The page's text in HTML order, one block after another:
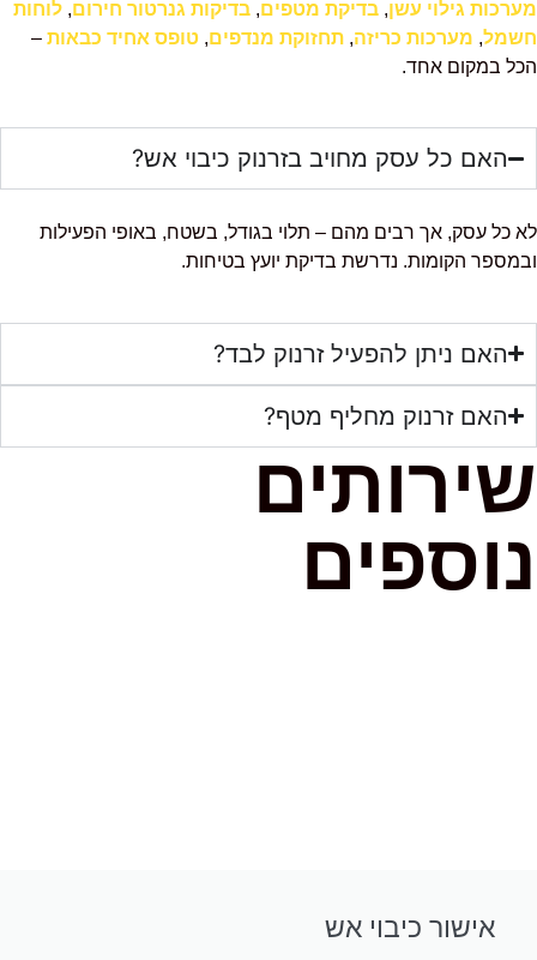
מערכות גילוי עשן, בדיקת מטפים, בדיקות גנרטור חירום, לוחות
חשמל, מערכות כריזה, תחזוקת מנדפים, טופס אחיד כבאות –
הכל במקום אחד.
האם כל עסק מחויב בזרנוק כיבוי אש?
לא כל עסק, אך רבים מהם – תלוי בגודל, בשטח, באופי הפעילות
ובמספר הקומות. נדרשת בדיקת יועץ בטיחות.
האם ניתן להפעיל זרנוק לבד?
האם זרנוק מחליף מטף?
שירותים
נוספים
אישור כיבוי אש